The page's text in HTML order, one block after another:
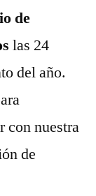
de
las 24
del año.
con nuestra
de